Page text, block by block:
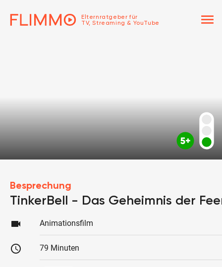
Elternratgeber für
TV, Streaming & YouTube
menu
Besprechung
TinkerBell - Das Geheimnis der
videocam Animationsfilm
schedule 79 Minuten